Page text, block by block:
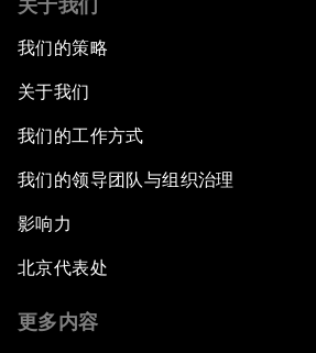
关于我们
我们的策略
关于我们
我们的工作方式
我们的领导团队与组织治理
影响力
北京代表处
更多内容